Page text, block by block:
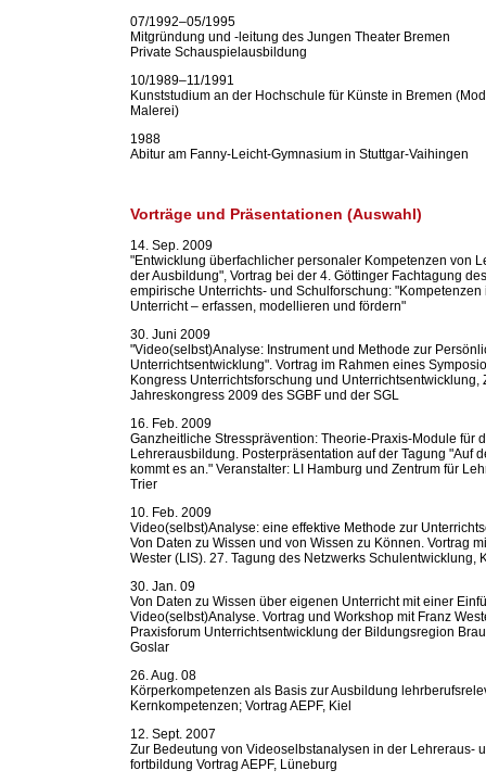
07/1992–05/1995
Mitgründung und -leitung des Jungen Theater Bremen
Private Schauspielausbildung
10/1989–11/1991
Kunststudium an der Hochschule für Künste in Bremen
Malerei)
1988
Abitur am Fanny-Leicht-Gymnasium in Stuttgar-Vaihingen
Vorträge und Präsentationen (Auswahl)
14. Sep. 2009
"Entwicklung überfachlicher personaler Kompetenzen von
der Ausbildung", Vortrag bei der 4. Göttinger Fachtagung
empirische Unterrichts- und Schulforschung:
Unterricht – erfassen, modellieren und fördern"
30. Juni 2009
"Video(selbst)Analyse: Instrument und Methode zur
Unterrichtsentwicklung". Vortrag im Rahmen eines
Kongress Unterrichtsforschung und Unterrichtsentwicklung,
Jahreskongress 2009 des SGBF und der SGL
16. Feb. 2009
Ganzheitliche Stressprävention: Theorie-Praxis-Module für
Lehrerausbildung. Posterpräsentation auf der Tagung "Auf
kommt es an." Veranstalter: LI Hamburg und Zentrum für
Trier
10. Feb. 2009
Video(selbst)Analyse: eine effektive Methode zur
Von Daten zu Wissen und von Wissen zu Können. Vortrag
Wester (LIS). 27. Tagung des Netzwerks Schulentwicklung,
30. Jan. 09
Von Daten zu Wissen über eigenen Unterricht mit einer
Video(selbst)Analyse. Vortrag und Workshop mit Franz
Praxisforum Unterrichtsentwicklung der Bildungsregion
Goslar
26. Aug. 08
Körperkompetenzen als Basis zur Ausbildung
Kernkompetenzen; Vortrag AEPF, Kiel
12. Sept. 2007
Zur Bedeutung von Videoselbstanalysen in der Lehreraus-
fortbildung Vortrag AEPF, Lüneburg